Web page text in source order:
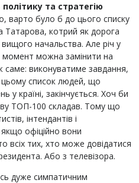
та стратегію
варто було б до цього списку
котрий як дорога
начальства. Але річ у
можна замінити на
саме: виконуватиме завдання,
список людей, що
у країні, закінчується. Хоч би
ТОП-100 складав. Тому що
інтендантів і
офіційно вони
всіх тих, хто може довідатися
Або з телевізора.
дуже симпатичним